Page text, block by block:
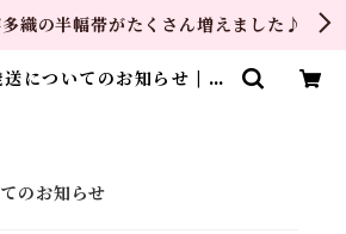
織の半幅帯がたくさん増えました♪
についてのお知らせ | ご
のお知らせ